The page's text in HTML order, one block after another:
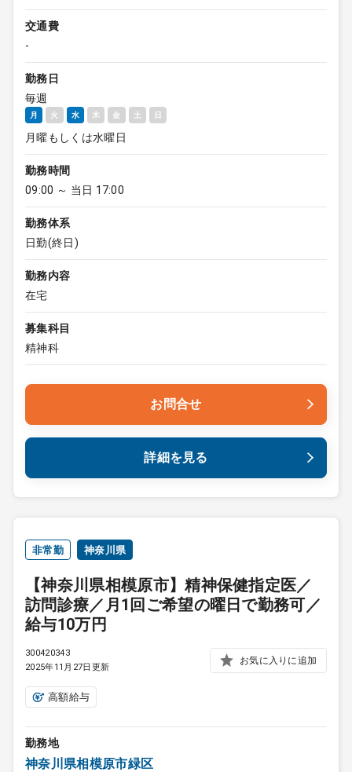
交通費
-
勤務日
毎週
月 火 水 木 金 土 日
月曜もしくは水曜日
勤務時間
09:00 ～ 当日 17:00
勤務体系
日勤(終日)
勤務内容
在宅
募集科目
精神科
お問合せ
詳細を見る
非常勤 神奈川県
【神奈川県相模原市】精神保健指定医／
訪問診療／月1回ご希望の曜日で勤務可／
給与10万円
300420343
2025年11月27日更新
お気に入りに追加
高額給与
勤務地
神奈川県相模原市緑区